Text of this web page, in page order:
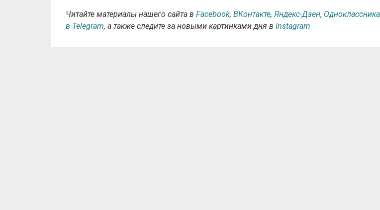
Читайте материалы нашего сайта в Facebook, ВКонтакте, Яндекс-Дзен,
в Telegram, а также следите за новыми картинками дня в Instagram